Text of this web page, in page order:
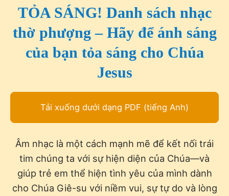
TỎA SÁNG! Danh sách nhạc
thờ phượng – Hãy để ánh sáng
của bạn tỏa sáng cho Chúa
Jesus
Tải xuống dưới dạng PDF (tiếng Anh)
Âm nhạc là một cách mạnh mẽ để kết nối trái
tim chúng ta với sự hiện diện của Chúa—và
giúp trẻ em thể hiện tình yêu của mình dành
cho Chúa Giê-su với niềm vui, sự tự do và lòng